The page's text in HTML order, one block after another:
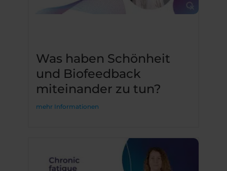
Was haben Schönheit
und Biofeedback
miteinander zu tun?
mehr Informationen